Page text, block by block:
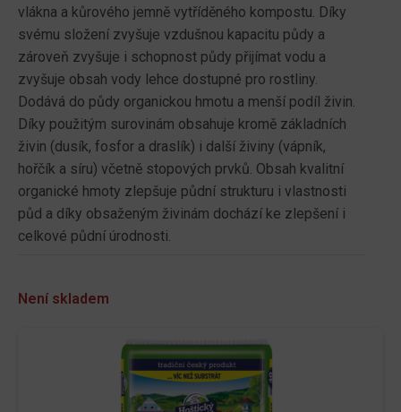
vlákna a kůrového jemně vytříděného kompostu. Díky
svému složení zvyšuje vzdušnou kapacitu půdy a
zároveň zvyšuje i schopnost půdy přijímat vodu a
zvyšuje obsah vody lehce dostupné pro rostliny.
Dodává do půdy organickou hmotu a menší podíl živin.
Díky použitým surovinám obsahuje kromě základních
živin (dusík, fosfor a draslík) i další živiny (vápník,
hořčík a síru) včetně stopových prvků. Obsah kvalitní
organické hmoty zlepšuje půdní strukturu i vlastnosti
půd a díky obsaženým živinám dochází ke zlepšení i
celkové půdní úrodnosti.
Není skladem